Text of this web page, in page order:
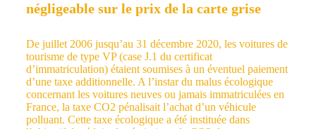
négligeable sur le prix de la carte grise
De juillet 2006 jusqu’au 31 décembre 2020, les voitures de
tourisme de type VP (case J.1 du certificat
d’immatriculation) étaient soumises à un éventuel paiement
d’une taxe additionnelle. A l’instar du malus écologique
concernant les voitures neuves ou jamais immatriculées en
France, la taxe CO2 pénalisait l’achat d’un véhicule
polluant. Cette taxe écologique a été instituée dans